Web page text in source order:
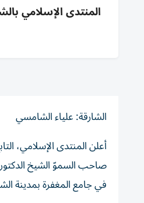
الشارقة: علياء الشامسي
أعلن المنتدى الإسلامي،
في جامع المغفرة بمدينة